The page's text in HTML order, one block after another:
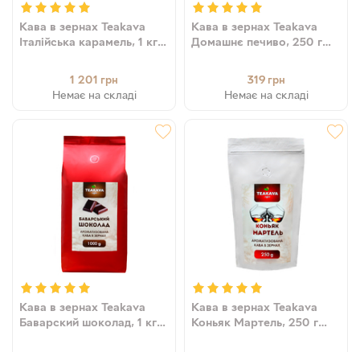
Кава в зернах Teakava
Італійська карамель, 1 кг
1 201 грн
Немає на складі
Кава в зернах Teakava
Домашнє печиво, 250 г
319 грн
Немає на складі
Кава в зернах Teakava
Баварский шоколад, 1 кг
Кава в зернах Teakava
Коньяк Мартель, 250 г